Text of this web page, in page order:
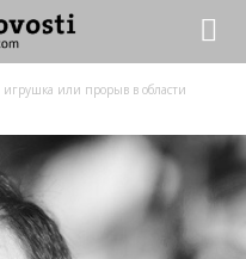
игрушка или прорыв в области